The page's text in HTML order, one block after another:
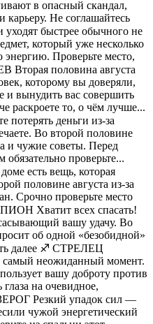
в опасный скандал,
Не соглашайтесь
быстрее обычного не
который уже несколько
Проверьте место,
Вторая половина августа
которому вы доверяли,
и вынудить вас совершить
раскроете то, о чём лучше...
деньги из-за
Во второй половине
и чужие советы. Перед
проверьте...
есть вещь, которая
половине августа из-за
Срочно проверьте место
Хватит всех спасать!
вашу удачу. Во
об одной «безобидной»
далее ♐️ СТРЕЛЕЦ
самый неожиданный момент.
вашу доброту против
на очевидное,
Резкий упадок сил —
чужой энергетический